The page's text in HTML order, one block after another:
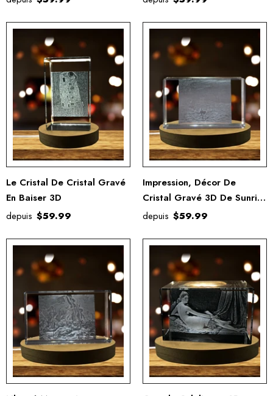
Le Cristal De Cristal Gravé
En Baiser 3D
depuis $59.99
Impression, Décor De
Cristal Gravé 3D De Sunrise
3D
depuis $59.99